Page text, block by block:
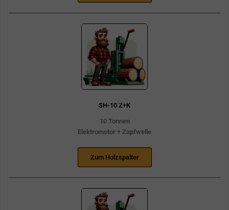
SH-10 Z+K
10 Tonnen
Elektromotor + Zapfwelle
Zum Holzspalter